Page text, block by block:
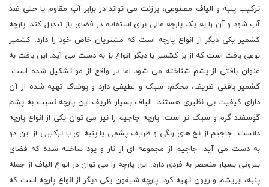
ترکیب پنبه و الیاف مصنوعی، برزنت می تواند در برابر آب مقاوم یا حتی ضد
آب شود و آن را به یک پارچه عالی برای استفاده در فضای باز تبدیل کند. پارچه
کشمیر یکی دیگر از انواع پارچه است که مشتریان خاص خود را دارد. کشمیر
نوعی بافت است که از بز کشمیر یا دیگر انواع بز به دست می آید. این بافت به
عنوان بافتی از پشم شناخته می شود اما در واقع از مو تشکیل شده است.
کشمیر بافتی ظریف، محکم، سبک و لطیفی دارد و پوشاک تهیه شده از آن
دارای کیفیت بی نظیری هستند. الیاف بسیار ظریف این پارچه نسبت به پشم
گوسفند گرم و سبک تر است. پارچه جاجیم را نیز می توان یکی از انواع پارچه
دانست. جاجیم از نخ های رنگی و ظریف پشمی یا پنبه ای یا ترکیبی از این دو
به دست می آید. جاجیم از مجموعه ای از تار و پود ساخته شده که فضای
بیرونی بسیار منحصر به فردی دارد. این پارچه را می توان در انواع الیاف از جمله
پنبه، ابریشم و ریون تهیه کرد. پارچه شیفون یکی دیگر از انواع پارچه است که